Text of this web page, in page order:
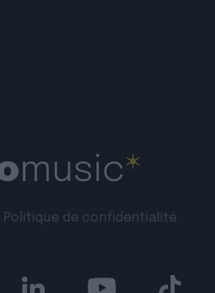
Politique de confidentialité